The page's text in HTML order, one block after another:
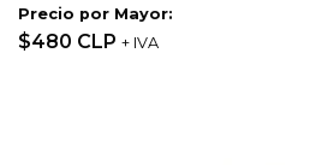
Precio por Mayor:
$480 CLP + IVA